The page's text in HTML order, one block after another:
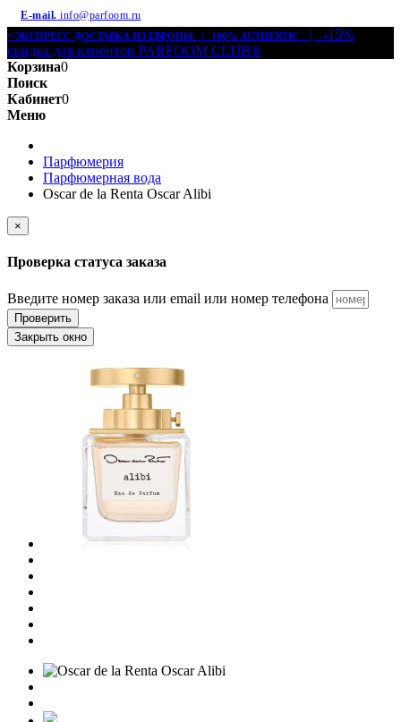
E-mail. info@parfoom.ru
<ЭКСПРЕСС-ДОСТАВКА ИЗ ЕВРОПЫ | 100% AUTHENTIC
| -15%
скидка для клиентов PARFOOM CLUB®
Корзина0
Поиск
Кабинет0
Меню
Парфюмерия
Парфюмерная вода
Oscar de la Renta Oscar Alibi
×
Проверка статуса заказа
Введите номер заказа или email или номер телефона
Проверить
Закрыть окно